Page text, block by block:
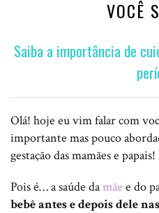
VOCÊ
Saiba a importância de
Olá! hoje eu vim falar com
importante mas pouco
gestação das mamães e papais!
Pois é… a saúde damãe e do
bebê antes e depois dele